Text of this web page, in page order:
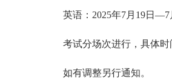
英语：2025年7月19日—7
考试分场次进行，具体时
如有调整另行通知。